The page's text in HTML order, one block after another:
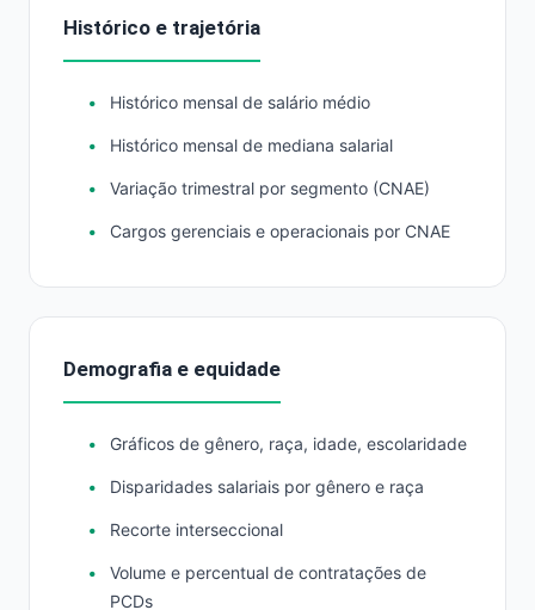
Histórico e trajetória
Histórico mensal de salário médio
Histórico mensal de mediana salarial
Variação trimestral por segmento (CNAE)
Cargos gerenciais e operacionais por CNAE
Demografia e equidade
Gráficos de gênero, raça, idade, escolaridade
Disparidades salariais por gênero e raça
Recorte interseccional
Volume e percentual de contratações de
PCDs